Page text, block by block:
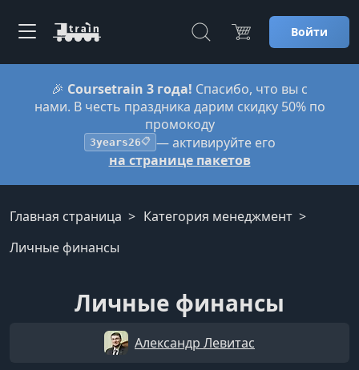
Войти
🎉 Coursetrain 3 года! Спасибо, что вы с
нами. В честь праздника дарим скидку 50% по
промокоду
3years26📋 — активируйте его
на странице пакетов
Главная страница
Категория менеджмент
Личные финансы
Личные финансы
Александр Левитас